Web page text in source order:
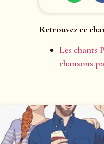
Retrouvez ce
Les chants
chansons